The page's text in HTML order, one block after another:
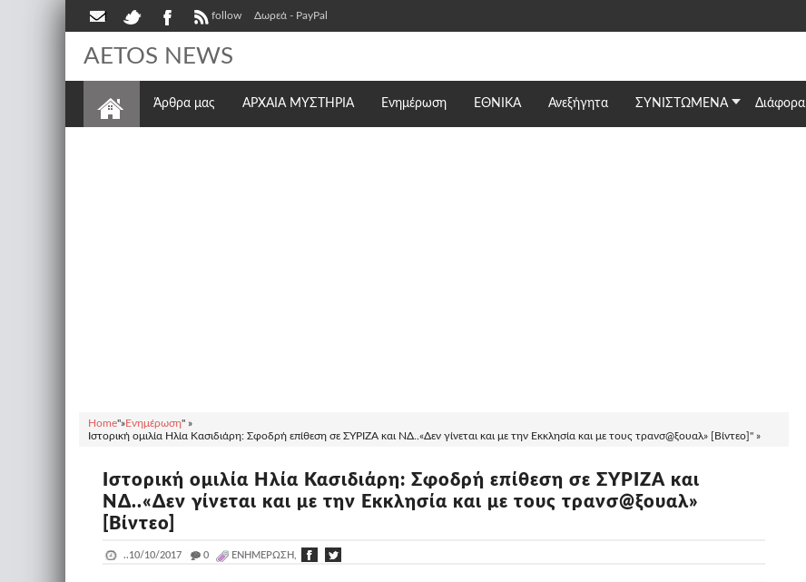
follow Δωρεά - PayPal
AETOS NEWS
Άρθρα μας ΑΡΧΑΙΑ ΜΥΣΤΗΡΙΑ Ενημέρωση ΕΘΝΙΚΆ Ανεξήγητα ΣΥΝΙΣΤΩΜΕΝΑ Διάφορα
Home"»Ενημέρωση" »
Ιστορική ομιλία Ηλία Κασιδιάρη: Σφοδρή επίθεση σε ΣΥΡΙΖΑ και ΝΔ..«Δεν γίνεται και με την Εκκλησία και με τους τρανσ@ξουαλ» [Βίντεο]" »
Ιστορική ομιλία Ηλία Κασιδιάρη: Σφοδρή επίθεση σε ΣΥΡΙΖΑ και
ΝΔ..«Δεν γίνεται και με την Εκκλησία και με τους τρανσ@ξουαλ»
[Βίντεο]
..10/10/2017 _ 0 ΕΝΗΜΈΡΩΣΗ,